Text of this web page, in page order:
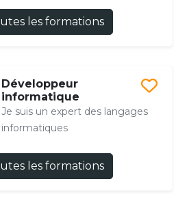
les formations
Développeur
informatique
Je suis un expert des langages
informatiques
les formations